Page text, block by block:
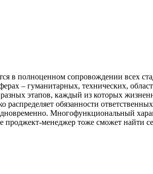
в полноценном сопровождении всех
– гуманитарных, технических,
этапов, каждый из которых
обязанности
Многофункциональный
менеджер тоже сможет найти